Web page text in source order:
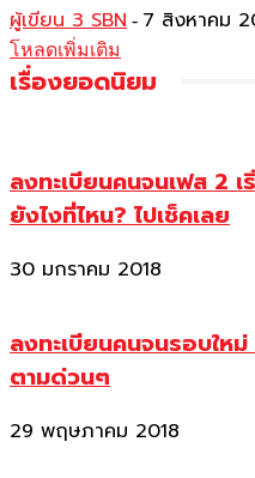
ผู้เขียน 3 SBN - 7 สิงหาคม
โหลดเพิ่มเติม
เรื่องยอดนิยม
ลงทะเบียนคนจนเฟส 2 เ
ยังไงที่ไหน? ไปเช็คเลย
30 มกราคม 2018
ลงทะเบียนคนจนรอบให
ตามด่วนๆ
29 พฤษภาคม 2018